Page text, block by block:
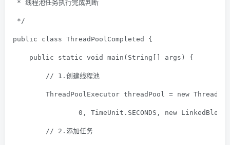
* 线程池任务执行完成判断
*/
public class ThreadPoolCompleted {
public static void main (String[] args) {
// 1.创建线程池
ThreadPoolExecutor threadPool = new
0 , TimeUnit.SECONDS, new
// 2.添加任务